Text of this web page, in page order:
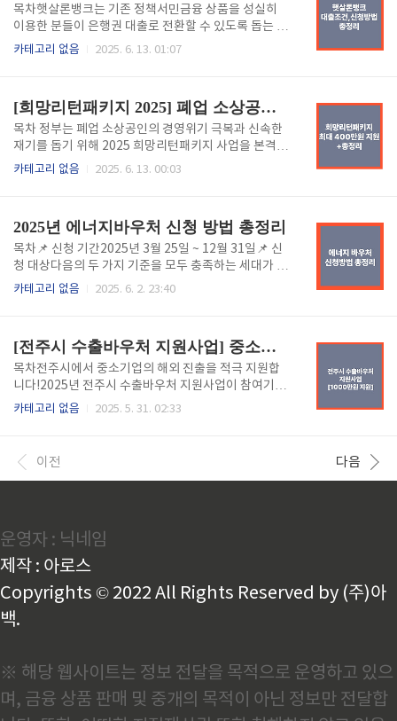
가능🚨 매우 위험열탈진땀 과다, 피로, 어지러움, 메스
꺼움⚠ 중간열경련근육 경련(종아리·허벅지), 탈수 증
상⚠ 중간열실신일시적 의식소실, 어지러움⚠ 낮음열
부종/열발진손·발 붓기, 땀띠⚠ 낮음일광화상피부 따
부채로 체온 낮추기의식이 없..
목차햇살론뱅크는 기존 정책서민금융 상품을 성실히
이용한 분들이 은행권 대출로 전환할 수 있도록 돕는 정
부지원 금융상품입니다. 특히 저신용자·저소득자분들
살론뱅크 신청자격다음 3가지 조건을 모두 충족해야 합
니다:정책서민금융상품을 6개월 이상 정상 이용예: 새
희망홀씨, 근로자/사업자 햇살론, 바꿔드림론, 안전망
대출 등현재 이용 중이거나, 완제 후 3년 이내신용 또는
부채 상태가 개선된 저소득·저신용자연 소득 3,500만
신용 상..
카테고리 없음 2025. 6. 13. 01:07
[희망리턴패키지 2025] 폐업 소상공인 최대 400만원 지원! 신청방법 총정리
목차 정부는 폐업 소상공인의 경영위기 극복과 신속한
재기를 돕기 위해 2025 희망리턴패키지 사업을 본격적
으로 시행합니다.이 사업은 폐업 후에도 다시 도전하려
포한한 신속한 폐업 지원점포 철거 및 원상복구 비용 지
원 (최대 400만원)특화취업 지원취업 교육, 전직장려
수당 지급, 취업정책 연계 지원전직장려수당 : 취업활동
시 60만원 + 취업성공시 40만원 지급 (총 100만원)재
기사업화 지원맞춤형 교육 및 컨설팅, 사업화 자금 지원
공인 교육소상공인 ..
카테고리 없음 2025. 6. 13. 00:03
2025년 에너지바우처 신청 방법 총정리
목차📌 신청 기간2025년 3월 25일 ~ 12월 31일📌 신
청 대상다음의 두 가지 기준을 모두 충족하는 세대가 신
청할 수 있습니다:소득 기준:「국민기초생활 보장법」
아 (2018년 1월 1일 이후 출생자)장애인임산부중증질
환자, 희귀질환자, 중증난치질환자한부모가족소년소
녀가정※ 단, 세대원 모두가 보장시설 수급자인 경우 지
원 대상에서 제외됩니다. 📌 신청 방법방문 신청:주민등
록상 거주지의 읍·면·동 행정복지센터 방문신청인: 본
권 발급 신청서, 신분증, 요금 고지서 등온라인 신청:복
지로..
카테고리 없음 2025. 6. 2. 23:40
[전주시 수출바우처 지원사업] 중소기업 1,000만원 지원받는 방법!
목차전주시에서 중소기업의 해외 진출을 적극 지원합
니다!2025년 전주시 수출바우처 지원사업이 참여기업
을 모집 중이며, 선정 기업은 최대 1,000만 원까지 수출
치지 마세요.📌 지원 개요사업명: 전주시 수출바우처 지
원사업사업기간: 2025년 1월 ~ 12월지원대상: 전주시
페이지, 홍보영상, 카탈로그 제작바이어 요청 시제품 제
작 및 배송지식재산권, 해외 인증 획득 등🔹 수출 마케
팅해외 광고(PPL, 인플루언서, 검색엔진..
카테고리 없음 2025. 5. 31. 02:33
이전 다음
운영자 : 닉네임
제작 : 아로스
Copyrights © 2022 All Rights Reserved by (주)아
백.
※ 해당 웹사이트는 정보 전달을 목적으로 운영하고 있으
며, 금융 상품 판매 및 중개의 목적이 아닌 정보만 전달합